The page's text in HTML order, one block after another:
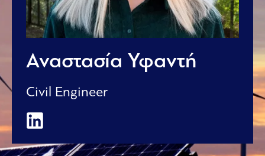
Αναστασία Υφαντή
Civil Engineer